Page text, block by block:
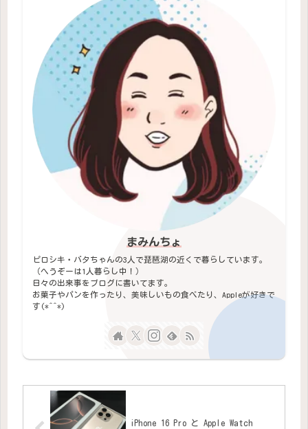
まみんちょ
ピロシキ・バタちゃんの3人で琵琶湖の近くで暮らしています。
（へうぞーは1人暮らし中！）
日々の出来事をブログに書いてます。
お菓子やパンを作ったり、美味しいもの食べたり、Appleが好きで
す(*^^*)
iPhone 16 Pro と Apple Watch